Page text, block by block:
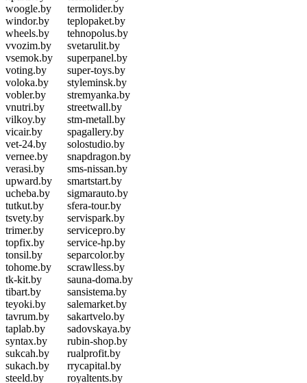
woogle.by
windor.by
wheels.by
vvozim.by
vsemok.by
voting.by
voloka.by
vobler.by
vnutri.by
vilkoy.by
vicair.by
vet-24.by
vernee.by
verasi.by
upward.by
ucheba.by
tutkut.by
tsvety.by
trimer.by
topfix.by
tonsil.by
tohome.by
tk-kit.by
tibart.by
teyoki.by
tavrum.by
taplab.by
syntax.by
sukcah.by
sukach.by
steeld.by
termolider.by
teplopaket.by
tehnopolus.by
svetarulit.by
superpanel.by
super-toys.by
styleminsk.by
stremyanka.by
streetwall.by
stm-metall.by
spagallery.by
solostudio.by
snapdragon.by
sms-nissan.by
smartstart.by
sigmarauto.by
sfera-tour.by
servispark.by
servicepro.by
service-hp.by
separcolor.by
scrawlless.by
sauna-doma.by
sansistema.by
salemarket.by
sakartvelo.by
sadovskaya.by
rubin-shop.by
rualprofit.by
rrycapital.by
royaltents.by